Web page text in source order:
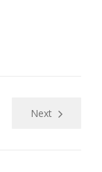
Next